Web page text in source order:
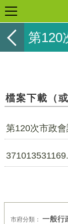
第120
檔案下載（或
第120次市政
市府分類： 一般行